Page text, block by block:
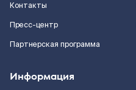
Контакты
Пресс-центр
Партнерская программа
Информация